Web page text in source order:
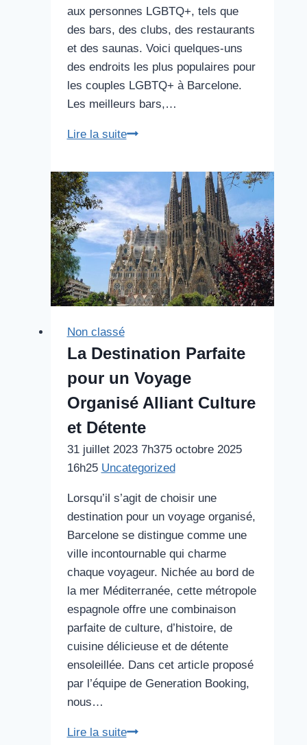
aux personnes LGBTQ+, tels que
des bars, des clubs, des restaurants
et des saunas. Voici quelques-uns
des endroits les plus populaires pour
les couples LGBTQ+ à Barcelone.
Les meilleurs bars,…
Lire la suiteLes
endroits
pour
découvrir
le
Barcelone
LGBT
Non classé
La Destination Parfaite
pour un Voyage
Organisé Alliant Culture
et Détente
31 juillet 2023 7h375 octobre 2025
16h25 Uncategorized
Lorsqu’il s’agit de choisir une
destination pour un voyage organisé,
Barcelone se distingue comme une
ville incontournable qui charme
chaque voyageur. Nichée au bord de
la mer Méditerranée, cette métropole
espagnole offre une combinaison
parfaite de culture, d’histoire, de
cuisine délicieuse et de détente
ensoleillée. Dans cet article proposé
par l’équipe de Generation Booking,
nous…
Lire la suiteLa